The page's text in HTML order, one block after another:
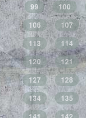
99
100
106
107
113
114
120
121
127
128
134
135